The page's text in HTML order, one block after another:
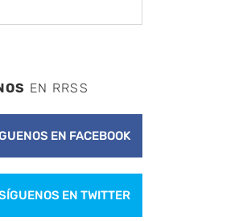
EN RRSS
EN FACEBOOK
EN TWITTER